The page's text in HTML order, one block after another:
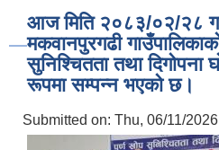
आज मिति २०८३/०२/२८ गते
मकवानपुरगढी
सुनिश्चितता तथा दिगोपना
रूपमा सम्पन्न भएको छ।
Submitted on: Thu, 06/11/